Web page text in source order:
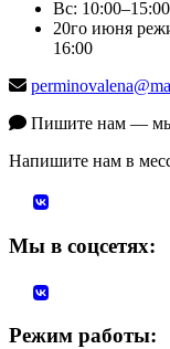
Вс: 10:00–15:00
20го июня
16:00
Пишите нам — мы
Напишите нам в
Мы в соцсетях:
Режим работы: